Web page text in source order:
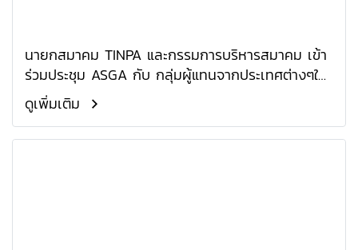
นายกสมาคม TINPA และกรรมการบริหารสมาคม เข้า
ร่วมประชุม ASGA กับ กลุ่มผู้แทนจากประเทศต่างๆใน
อาเซียน
ดูเพิ่มเติม